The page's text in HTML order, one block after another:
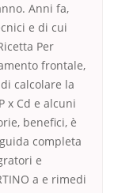
Anni fa,
e di cui
Per
frontale,
calcolare la
x Cd e alcuni
benefici, è
completa
e
a e rimedi